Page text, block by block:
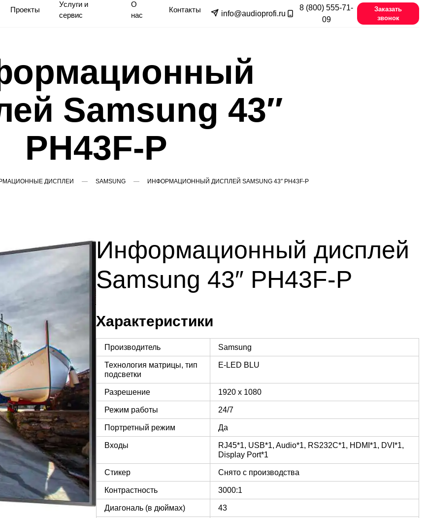
Проекты
Услуги и
сервис
О
нас
Контакты info@audioprofi.ru
8 (800) 555-71-
09
Заказать
звонок
Samsung 43″
PH43F-P
ДИСПЛЕИ SAMSUNG ИНФОРМАЦИОННЫЙ ДИСПЛЕЙ SAMSUNG 43″ PH43F-P
Информационный дисплей
Samsung 43″ PH43F-P
Характеристики
Производитель Samsung
Технология матрицы, тип
подсветки
E-LED BLU
Разрешение 1920 x 1080
Режим работы 24/7
Портретный режим Да
Входы
RJ45*1, USB*1, Audio*1, RS232С*1, HDMI*1, DVI*1,
Display Port*1
Стикер Снято с производства
Контрастность 3000:1
Диагональ (в дюймах) 43